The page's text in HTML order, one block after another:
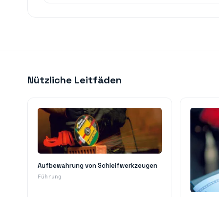
Nützliche Leitfäden
Aufbewahrung von Schleifwerkzeugen
Führung